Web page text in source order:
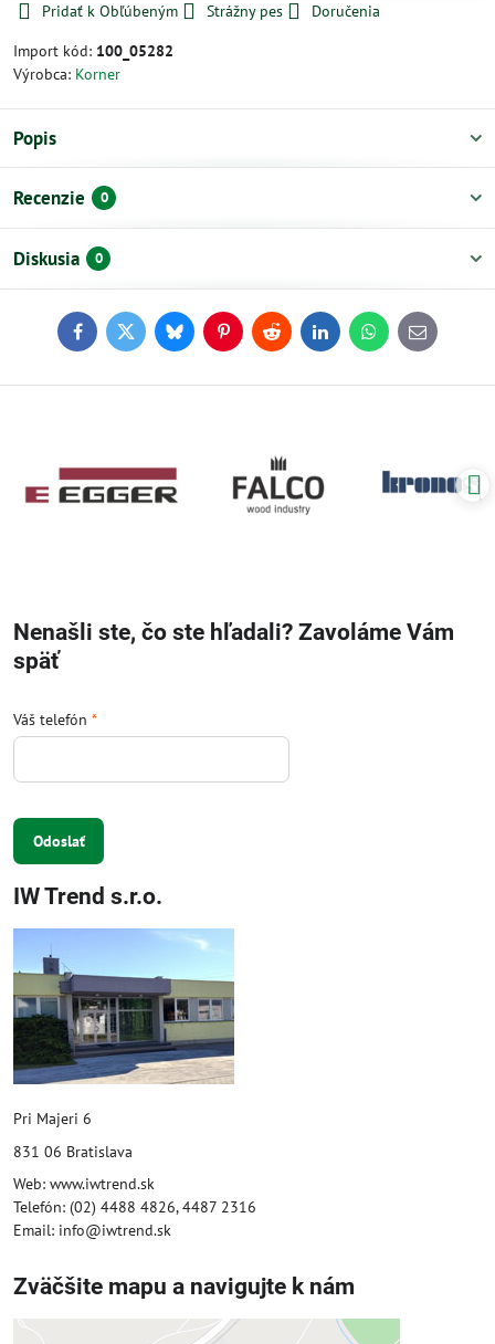
Pridať k Obľúbeným Strážny pes
Doručenia
Import kód: 100_05282
Výrobca: Korner
Popis
Recenzie 0
Diskusia 0
FacebookTwitterBlueskyPinterestReddit LinkedInWhatsApp
E-
mail
Nenašli ste, čo ste hľadali? Zavoláme Vám
späť
Váš telefón *
Odoslať
IW Trend s.r.o.
Pri Majeri 6
831 06 Bratislava
Web: www.iwtrend.sk
Telefón: (02) 4488 4826, 4487 2316
Email: info@iwtrend.sk
Zväčšite mapu a navigujte k nám